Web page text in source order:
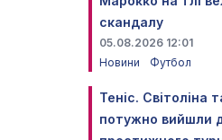
скандалу
05.08.2026 12:01
Новини
Футбол
Теніс. Світоліна
потужно вийшли